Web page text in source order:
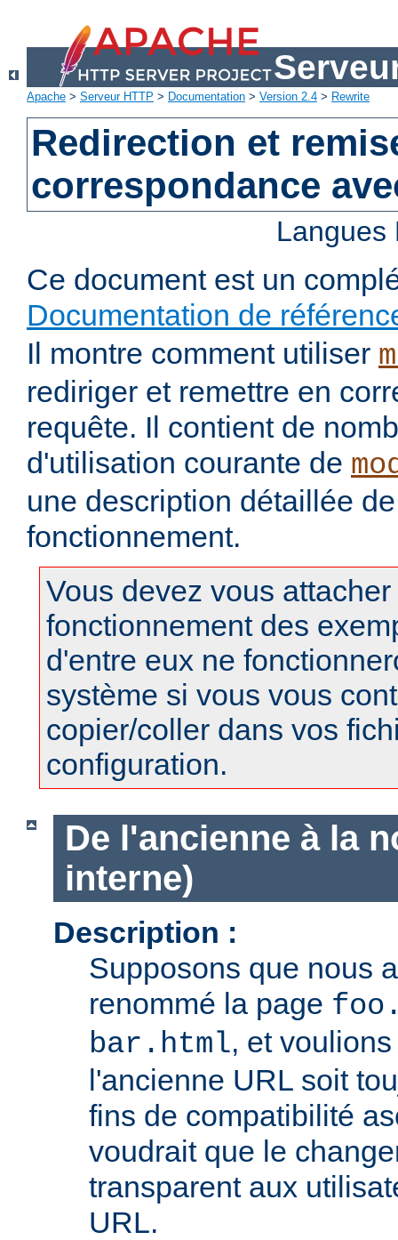
Apache > Serveur HTTP > Documentation > Version 2.4 > Rewrite
Redirection et
correspondance
Ce document est un
Documentation de
Il montre comment utiliser
rediriger et remettre en
requête. Il contient de
d'utilisation courante de
une description détaillée
fonctionnement.
Vous devez vous
fonctionnement des
d'entre eux ne
système si vous vous
copier/coller dans vos
configuration.
De l'ancienne à la
interne)
Description :
Supposons que nous
renommé la page
bar.html, et
l'ancienne URL soit
fins de compatibilité
voudrait que le
transparent aux
URL.